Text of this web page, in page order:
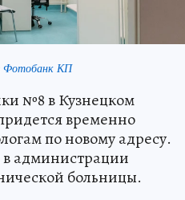
Фотобанк КП
№8 в Кузнецком
временно
по новому адресу.
администрации
больницы.